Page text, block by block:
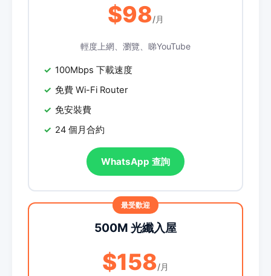
$98/月
輕度上網、瀏覽、睇YouTube
100Mbps 下載速度
免費 Wi-Fi Router
免安裝費
24 個月合約
WhatsApp 查詢
500M 光纖入屋
$158/月